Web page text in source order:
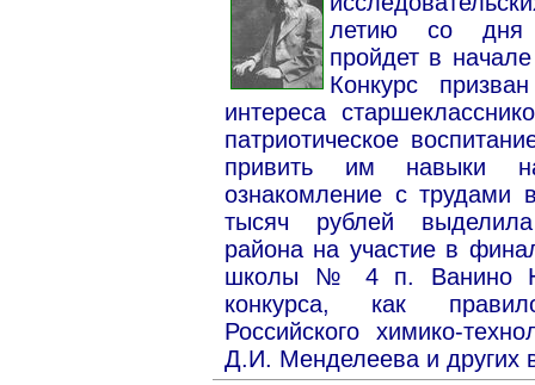
летию со дня
пройдет в
Конкурс
интереса
патриотическое
привить им навыки
ознакомление с трудами
тысяч рублей
района на участие в
школы № 4 п. Ванино
конкурса, как
Российского химико-
Д.И. Менделеева и других